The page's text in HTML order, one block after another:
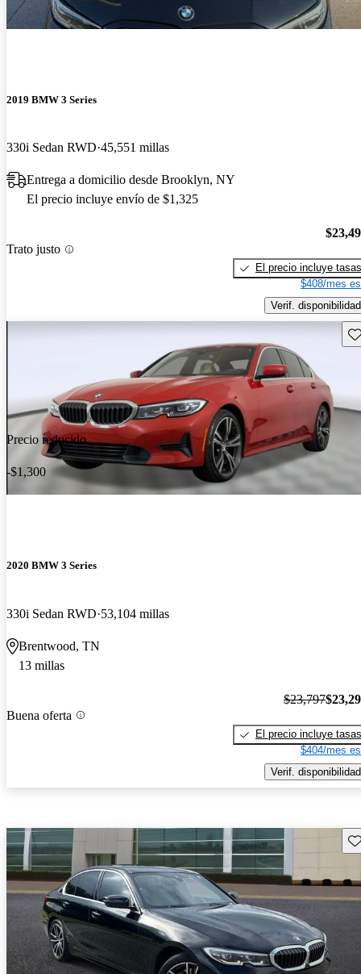
2019 BMW 3 Series
330i Sedan RWD 45,551 millas
Entrega a domicilio desde Brooklyn, NY
El precio incluye envío de $1,325
Trato justo
El precio incluye tasas
$408/mes
Verif. disponibilidad
Precio reducido
-$1,300
2020 BMW 3 Series
330i Sedan RWD 53,104 millas
Brentwood, TN
13 millas
Buena oferta
$23,797
El precio incluye tasas
$404/mes
Verif. disponibilidad